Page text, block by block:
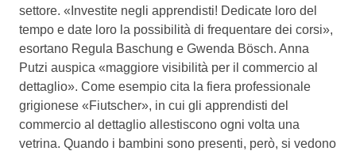
settore. «Investite negli apprendisti! Dedicate loro del
tempo e date loro la possibilità di frequentare dei corsi»,
esortano Regula Baschung e Gwenda Bösch. Anna
Putzi auspica «maggiore visibilità per il commercio al
dettaglio». Come esempio cita la fiera professionale
grigionese «Fiutscher», in cui gli apprendisti del
commercio al dettaglio allestiscono ogni volta una
vetrina. Quando i bambini sono presenti, però, si vedono